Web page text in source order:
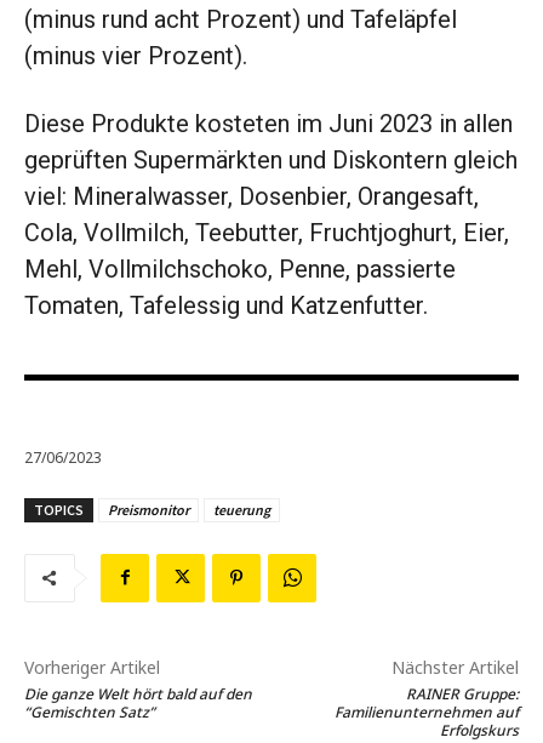
(minus rund acht Prozent) und Tafeläpfel
(minus vier Prozent).
Diese Produkte kosteten im Juni 2023 in allen
geprüften Supermärkten und Diskontern gleich
viel: Mineralwasser, Dosenbier, Orangesaft,
Cola, Vollmilch, Teebutter, Fruchtjoghurt, Eier,
Mehl, Vollmilchschoko, Penne, passierte
Tomaten, Tafelessig und Katzenfutter.
27/06/2023
TOPICS Preismonitor teuerung
Vorheriger Artikel
Die ganze Welt hört bald auf den
“Gemischten Satz”
Nächster Artikel
RAINER Gruppe:
Familienunternehmen auf
Erfolgskurs